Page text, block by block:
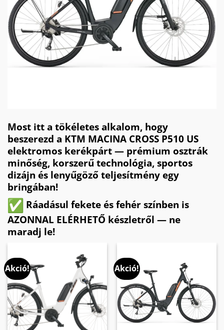
Most itt a tökéletes alkalom, hogy
beszerezd a KTM MACINA CROSS P510 US
elektromos kerékpárt — prémium osztrák
minőség, korszerű technológia, sportos
dizájn és lenyűgöző teljesítmény egy
bringában!
Ráadásul fekete és fehér színben is
AZONNAL ELÉRHETŐ készletről — ne
maradj le!
Akció! Akció!